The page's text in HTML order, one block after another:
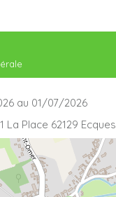
au 01/07/2026
La Place 62129 Ecques